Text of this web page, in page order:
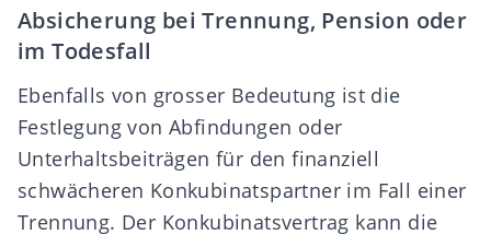
Absicherung bei Trennung, Pension oder
im Todesfall
Ebenfalls von grosser Bedeutung ist die
Festlegung von Abfindungen oder
Unterhaltsbeiträgen für den finanziell
schwächeren Konkubinatspartner im Fall einer
Trennung. Der Konkubinatsvertrag kann die